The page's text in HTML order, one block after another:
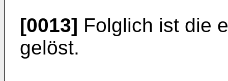
[0013] Folglich ist die
gelöst.